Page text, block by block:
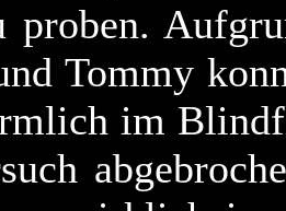
proben.
Tommy
im